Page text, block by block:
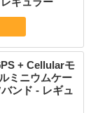
+ Cellularモ
ミニウムケー
ンド - レギュ